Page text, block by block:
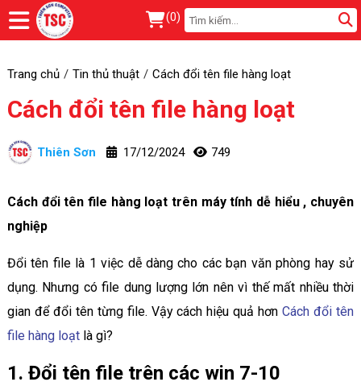
(0)
Trang chủ Tin thủ thuật Cách đổi tên file hàng loạt
Cách đổi tên file hàng loạt
Thiên Sơn 17/12/2024 749
Cách đổi tên file hàng loạt trên máy tính dễ hiểu , chuyên
nghiệp
Đổi tên file là 1 việc dễ dàng cho các bạn văn phòng hay sử
dụng. Nhưng có file dung lượng lớn nên vì thế mất nhiều thời
gian để đổi tên từng file. Vậy cách hiệu quả hơnCách đổi tên
file hàng loạtlà gì?
1. Đổi tên file trên các win 7-10